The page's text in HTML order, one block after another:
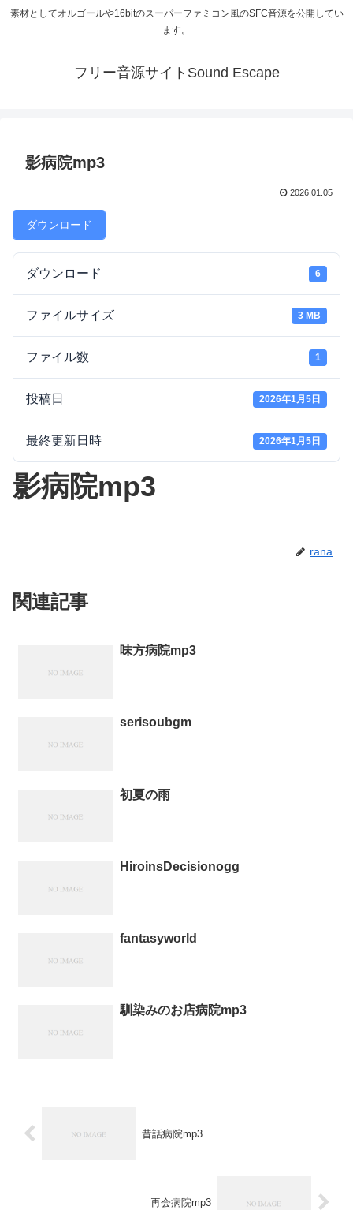
素材としてオルゴールや16bitのスーパーファミコン風のSFC音源を公開してい
ます。
フリー音源サイトSound Escape
影病院mp3
2026.01.05
ダウンロード
ダウンロード 6
ファイルサイズ 3 MB
ファイル数 1
投稿日 2026年1月5日
最終更新日時 2026年1月5日
影病院mp3
rana
関連記事
味方病院mp3
serisoubgm
初夏の雨
HiroinsDecisionogg
fantasyworld
馴染みのお店病院mp3
昔話病院mp3
再会病院mp3